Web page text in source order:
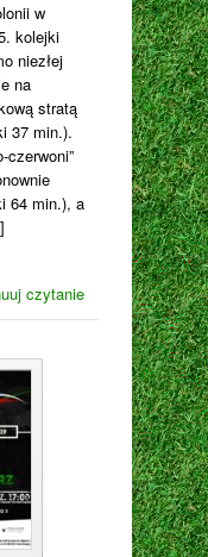
w
kolejki
niezłej
na
stratą
37 min.).
czerwoni”
64 min.), a
czytanie